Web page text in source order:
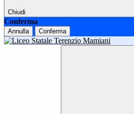
Chiudi
Conferma
Annulla Conferma